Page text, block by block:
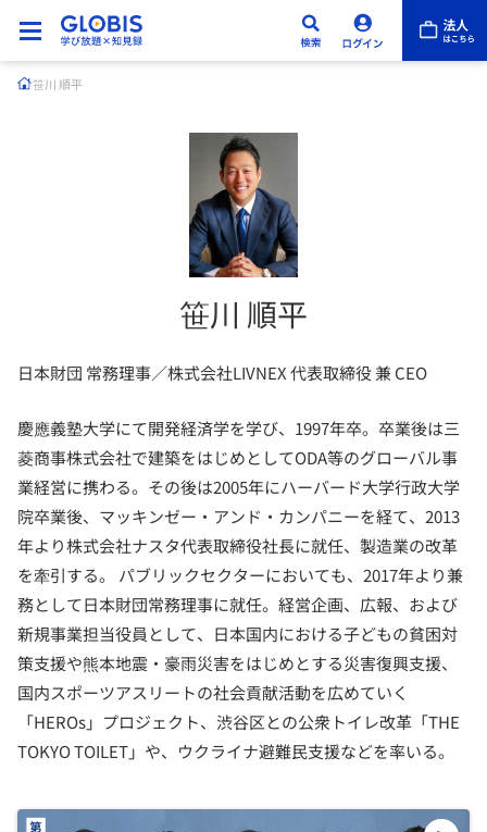
笹川 順平
笹川 順平
日本財団 常務理事／株式会社LIVNEX 代表取締役 兼 CEO
慶應義塾大学にて開発経済学を学び、1997年卒。卒業後は三
菱商事株式会社で建築をはじめとしてODA等のグローバル事
業経営に携わる。その後は2005年にハーバード大学行政大学
院卒業後、マッキンゼー・アンド・カンパニーを経て、2013
年より株式会社ナスタ代表取締役社長に就任、製造業の改革
を牽引する。 パブリックセクターにおいても、2017年より兼
務として日本財団常務理事に就任。経営企画、広報、および
新規事業担当役員として、日本国内における子どもの貧困対
策支援や熊本地震・豪雨災害をはじめとする災害復興支援、
国内スポーツアスリートの社会貢献活動を広めていく
「HEROs」プロジェクト、渋谷区との公衆トイレ改革「THE
TOKYO TOILET」や、ウクライナ避難民支援などを率いる。